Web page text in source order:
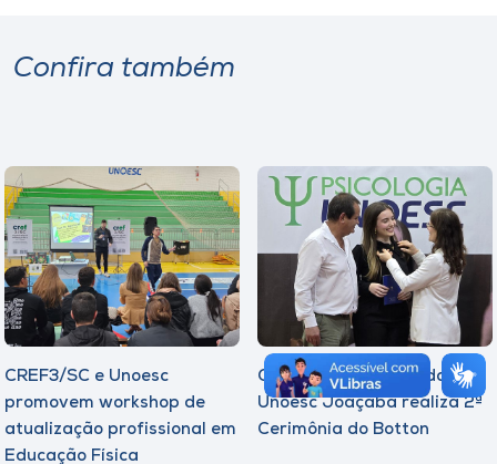
Confira também
CREF3/SC e Unoesc
promovem workshop de
atualização profissional em
Educação Física
Curso de Psicologia da
Unoesc Joaçaba realiza 2ª
Cerimônia do Botton